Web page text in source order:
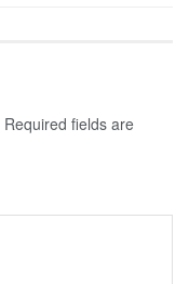
Required fields are